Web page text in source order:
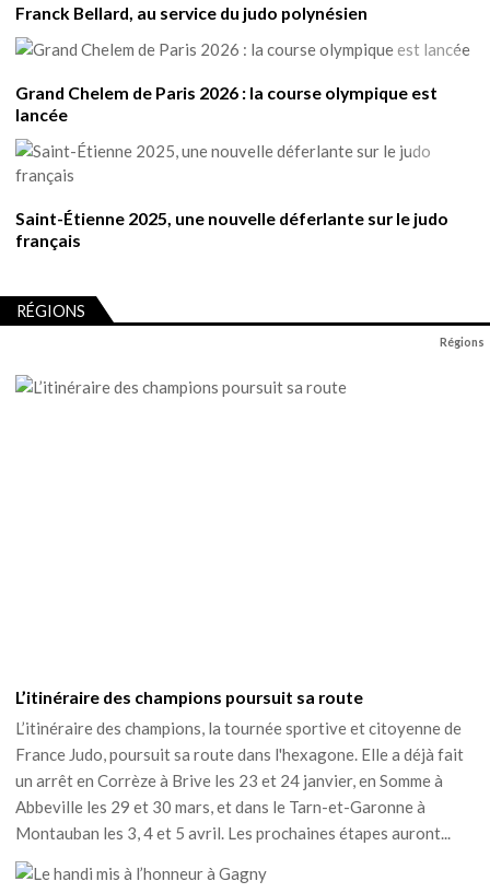
Franck Bellard, au service du judo polynésien
Grand Chelem de Paris 2026 : la course olympique est
lancée
Saint-Étienne 2025, une nouvelle déferlante sur le judo
français
RÉGIONS
Régions
L’itinéraire des champions poursuit sa route
L’itinéraire des champions, la tournée sportive et citoyenne de
France Judo, poursuit sa route dans l'hexagone. Elle a déjà fait
un arrêt en Corrèze à Brive les 23 et 24 janvier, en Somme à
Abbeville les 29 et 30 mars, et dans le Tarn-et-Garonne à
Montauban les 3, 4 et 5 avril. Les prochaines étapes auront...